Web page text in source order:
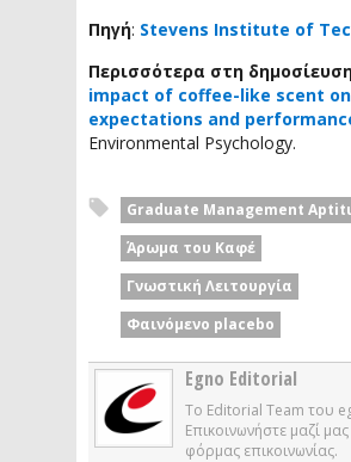
Πηγή: Stevens Institute of
Περισσότερα στη
impact of coffee-like scent on
expectations and
Environmental Psychology.
Graduate Management
Άρωμα του Καφέ
Γνωστική Λειτουργία
Φαινόμενο placebo
Egno Editorial
Το Editorial Team του
Επικοινωνήστε μαζί
φόρμας επικοινωνίας.